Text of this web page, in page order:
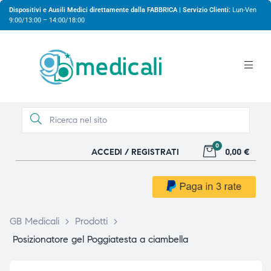
Dispositivi e Ausili Medici direttamente dalla FABBRICA | Servizio Clienti: Lun-Ven
9:00/13:00 – 14:00/18:00
ACCEDI / REGISTRATI
0
0,00 €
GB Medicali > Prodotti
>
Posizionatore gel Poggiatesta a ciambella